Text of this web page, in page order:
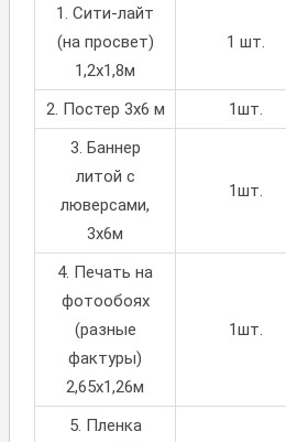
1. Сити-лайт
(на просвет)
1,2х1,8м
1 шт.
2. Постер 3х6 м 1шт.
3. Баннер
литой с
люверсами,
3х6м
1шт.
4. Печать на
фотообоях
(разные
фактуры)
2,65х1,26м
1шт.
5. Пленка